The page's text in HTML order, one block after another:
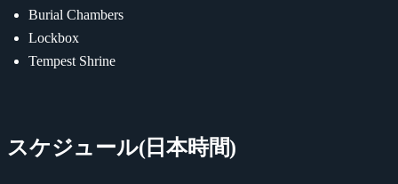
Burial Chambers
Lockbox
Tempest Shrine
スケジュール(日本時間)